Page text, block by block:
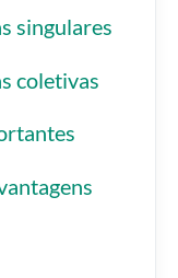
singulares
coletivas